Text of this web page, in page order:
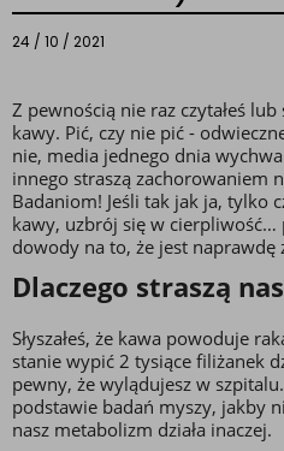
24 / 10 / 2021
Z pewnością nie raz czytałeś lub
kawy. Pić, czy nie pić -
nie, media jednego dnia
innego straszą zachorowaniem
Badaniom! Jeśli tak jak ja, tylko
kawy, uzbrój się w cierpliwość…
dowody na to, że jest naprawdę
Dlaczego straszą
Słyszałeś, że kawa powoduje
stanie wypić 2 tysiące filiżanek
pewny, że wylądujesz w
podstawie badań myszy, jakby
nasz metabolizm działa inaczej.